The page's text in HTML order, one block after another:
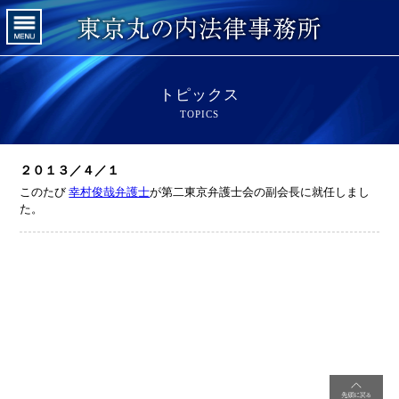
トピックス
TOPICS
２０１３／４／１
このたび幸村俊哉弁護士が第二東京弁護士会の副会長に就任しまし
た。